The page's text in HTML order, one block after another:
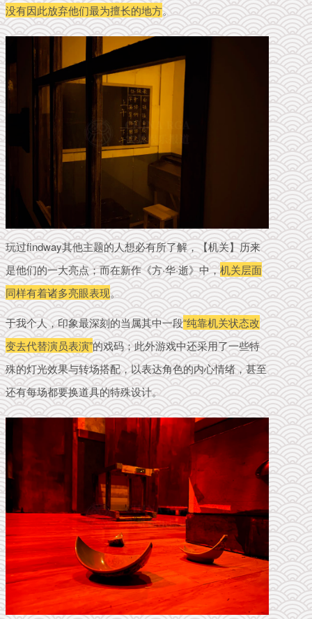
没有因此放弃他们最为擅长的地方。
玩过findway其他主题的人想必有所了解，【机关】历来
是他们的一大亮点；而在新作《方·华·逝》中，机关层面
同样有着诸多亮眼表现。
于我个人，印象最深刻的当属其中一段“纯靠机关状态改
变去代替演员表演”的戏码；此外游戏中还采用了一些特
殊的灯光效果与转场搭配，以表达角色的内心情绪，甚至
还有每场都要换道具的特殊设计。